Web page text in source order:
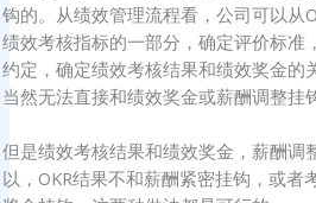
钩的。从绩效管理流程看，公司可以从
绩效考核指标的一部分，确定评价标准
约定，确定绩效考核结果和绩效奖金的
当然无法直接和绩效奖金或薪酬调整挂
但是绩效考核结果和绩效奖金，薪酬调
以，OKR结果不和薪酬紧密挂钩，或者